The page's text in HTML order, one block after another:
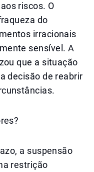
riscos. O
do
irracionais
sensível. A
que a situação
decisão de reabrir
a suspensão
restrição